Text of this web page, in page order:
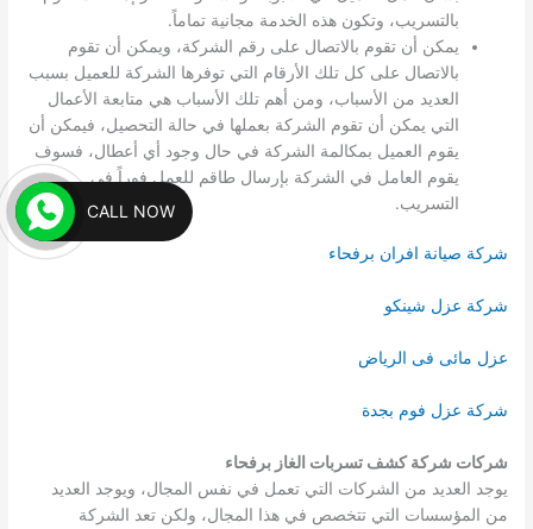
بالتسريب، وتكون هذه الخدمة مجانية تماماً.
يمكن أن تقوم بالاتصال على رقم الشركة، ويمكن أن تقوم
بالاتصال على كل تلك الأرقام التي توفرها الشركة للعميل بسبب
العديد من الأسباب، ومن أهم تلك الأسباب هي متابعة الأعمال
التي يمكن أن تقوم الشركة بعملها في حالة التحصيل، فيمكن أن
يقوم العميل بمكالمة الشركة في حال وجود أي أعطال، فسوف
يقوم العامل في الشركة بإرسال طاقم للعمل فوراً في
التسريب.
شركة صيانة افران برفحاء
شركة عزل شينكو
عزل مائى فى الرياض
شركة عزل فوم بجدة
شركات شركة كشف تسربات الغاز برفحاء
يوجد العديد من الشركات التي تعمل في نفس المجال، ويوجد العديد
من المؤسسات التي تتخصص في هذا المجال، ولكن تعد الشركة
CALL NOW